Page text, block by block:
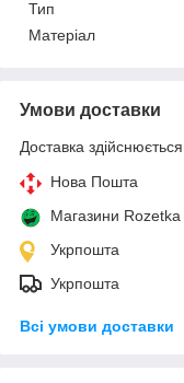
Тип
Матеріал
Умови доставки
Доставка
Нова Пошта
Магазини Rozetka
Укрпошта
Укрпошта
Всі умови доставки